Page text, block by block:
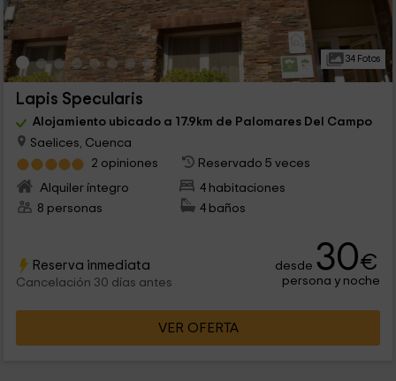
34 Fotos
Lapis Specularis
Alojamiento ubicado a 17.9km de Palomares Del Campo
Saelices, Cuenca
2 opiniones
Reservado 5 veces
Alquiler íntegro
4 habitaciones
8 personas
4 baños
Reserva inmediata
Cancelación 30 días antes
desde 30€
persona y noche
VER OFERTA